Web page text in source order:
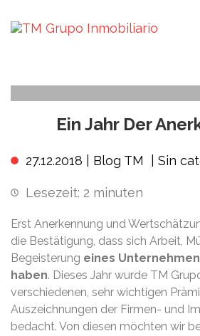
Ein Jahr Der
27.12.2018 | Blog TM Sin
Lesezeit: 2 minuten
Erst Anerkennung und
die Bestätigung, dass sich Arbeit,
Begeisterung eines
haben. Dieses Jahr wurde TM
verschiedenen, sehr wichtigen
Auszeichnungen der Firmen- und
bedacht. Von diesen möchten wir